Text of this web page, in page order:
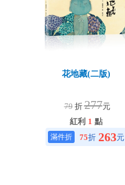
花地藏(二版)
79 折277元
紅利 1 點
75折 263元